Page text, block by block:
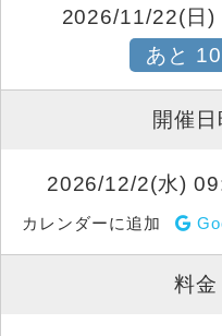
2026/11/22(日)
あと
開催日
2026/12/2(水)
カレンダーに追加
料金